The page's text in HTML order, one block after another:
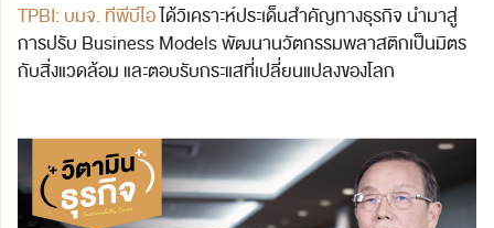
TPBI: บมจ. ทีพีบีไอได้วิเคราะห์ประเด็นสำคัญทางธุรกิจ นำมาสู่
การปรับ Business Models พัฒนานวัตกรรมพลาสติกเป็นมิตร
กับสิ่งแวดล้อม และตอบรับกระแสที่เปลี่ยนแปลงของโลก